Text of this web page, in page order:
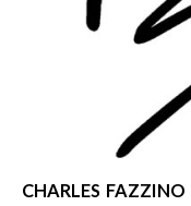
CHARLES